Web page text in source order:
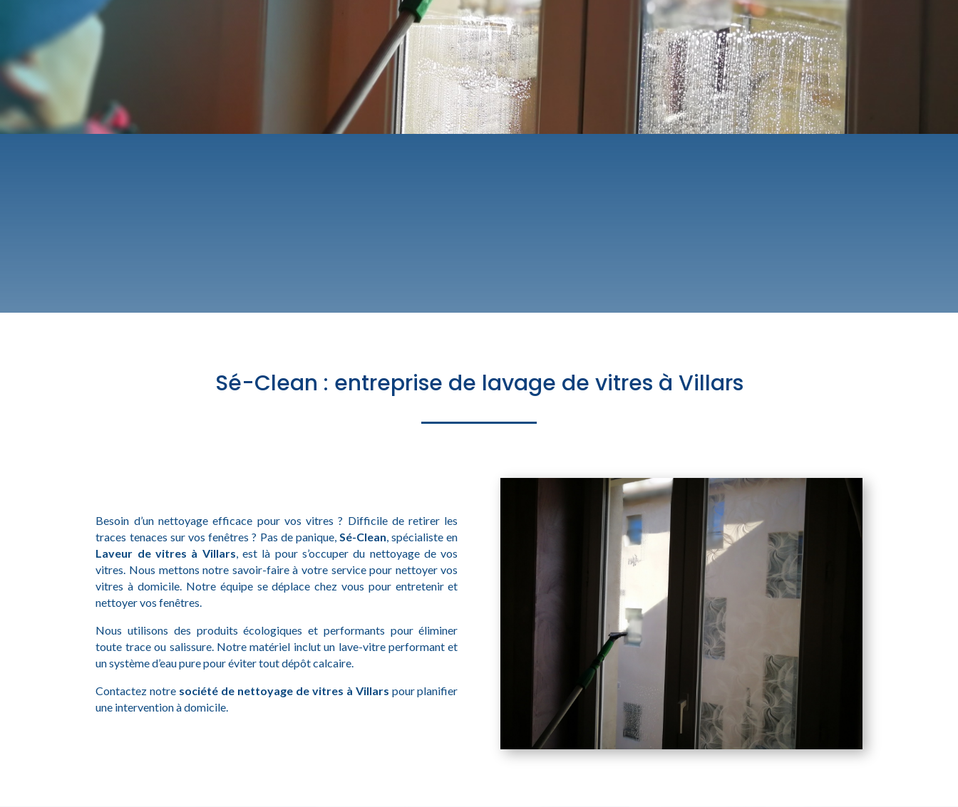
Sé-Clean : entreprise de lavage de vitres à Villars
Besoin d’un nettoyage efficace pour vos vitres ? Difficile de retirer les
traces tenaces sur vos fenêtres ? Pas de panique,Sé-Clean, spécialiste en
Laveur de vitres à Villars, est là pour s’occuper du nettoyage de vos
vitres. Nous mettons notre savoir-faire à votre service pour nettoyer vos
vitres à domicile. Notre équipe se déplace chez vous pour entretenir et
nettoyer vos fenêtres.
Nous utilisons des produits écologiques et performants pour éliminer
toute trace ou salissure. Notre matériel inclut un lave-vitre performant et
un système d’eau pure pour éviter tout dépôt calcaire.
Contactez notre société de nettoyage de vitres à Villars pour planifier
une intervention à domicile.